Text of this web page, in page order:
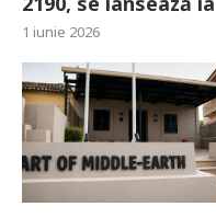
1 iunie 2026